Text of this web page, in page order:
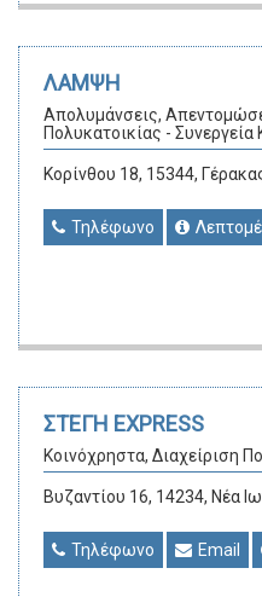
ΛΑΜΨΗ
Απολυμάνσεις,
Πολυκατοικίας - Συνεργεία
Κορίνθου 18, 15344,
Τηλέφωνο
ΣΤΕΓΗ EXPRESS
Κοινόχρηστα, Διαχείριση
Βυζαντίου 16, 14234, Νέα
Τηλέφωνο Email